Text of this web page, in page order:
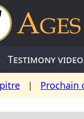
Testimony
| Prochain